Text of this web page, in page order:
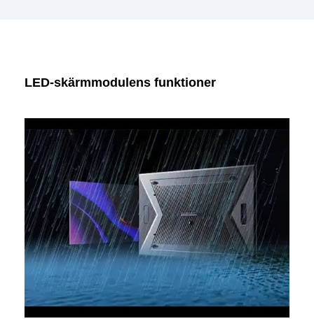
LED-skärmmodulens funktioner